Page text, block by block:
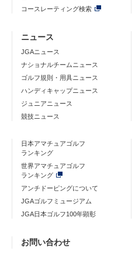
コースレーティング検索
ニュース
JGAニュース
ナショナルチームニュース
ゴルフ規則・用具ニュース
ハンディキャップニュース
ジュニアニュース
競技ニュース
日本アマチュアゴルフ
ランキング
世界アマチュアゴルフ
ランキング
アンチドーピングについて
JGAゴルフミュージアム
JGA日本ゴルフ100年顕彰
お問い合わせ